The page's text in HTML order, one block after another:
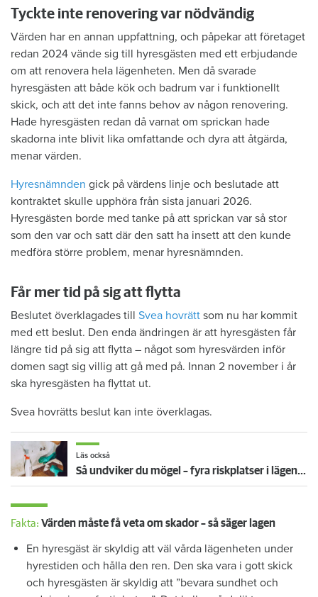
Tyckte inte renovering var nödvändig
Värden har en annan uppfattning, och påpekar att företaget
redan 2024 vände sig till hyresgästen med ett erbjudande
om att renovera hela lägenheten. Men då svarade
hyresgästen att både kök och badrum var i funktionellt
skick, och att det inte fanns behov av någon renovering.
Hade hyresgästen redan då varnat om sprickan hade
skadorna inte blivit lika omfattande och dyra att åtgärda,
menar värden.
Hyresnämnden gick på värdens linje och beslutade att
kontraktet skulle upphöra från sista januari 2026.
Hyresgästen borde med tanke på att sprickan var så stor
som den var och satt där den satt ha insett att den kunde
medföra större problem, menar hyresnämnden.
Får mer tid på sig att flytta
Beslutet överklagades till Svea hovrätt som nu har kommit
med ett beslut. Den enda ändringen är att hyresgästen får
längre tid på sig att flytta – något som hyresvärden inför
domen sagt sig villig att gå med på. Innan 2 november i år
ska hyresgästen ha flyttat ut.
Svea hovrätts beslut kan inte överklagas.
Läs också
Så undviker du mögel – fyra riskplatser i lägenheten: ”Måste städa bort”
Fakta: Värden måste få veta om skador – så säger lagen
En hyresgäst är skyldig att väl vårda lägenheten under
hyrestiden och hålla den ren. Den ska vara i gott skick
och hyresgästen är skyldig att ”bevara sundhet och